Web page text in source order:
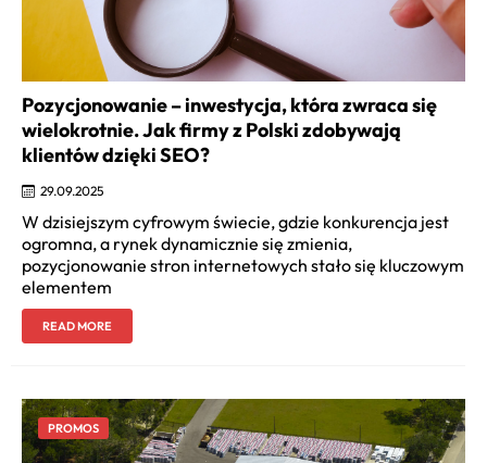
Pozycjonowanie – inwestycja, która zwraca się
wielokrotnie. Jak firmy z Polski zdobywają
klientów dzięki SEO?
29.09.2025
W dzisiejszym cyfrowym świecie, gdzie konkurencja jest
ogromna, a rynek dynamicznie się zmienia,
pozycjonowanie stron internetowych stało się kluczowym
elementem
READ MORE
PROMOS